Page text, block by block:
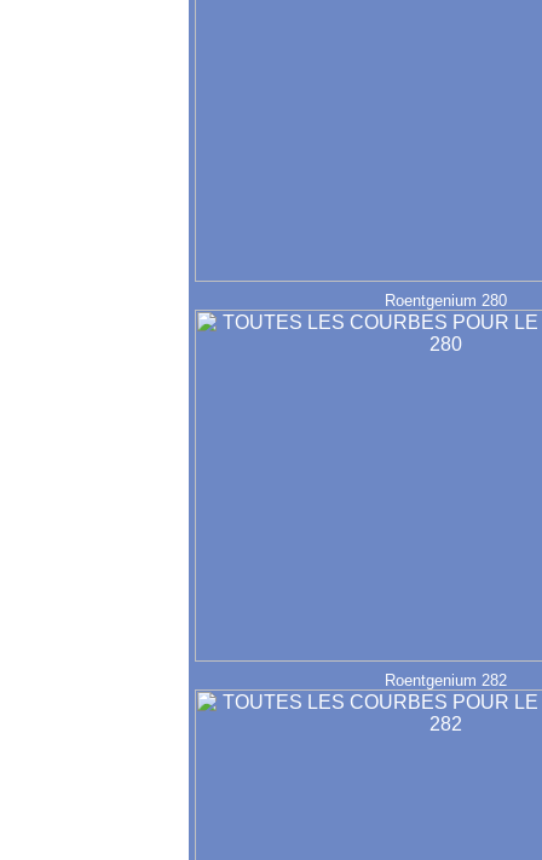
Roentgenium 280
Roentgenium 282